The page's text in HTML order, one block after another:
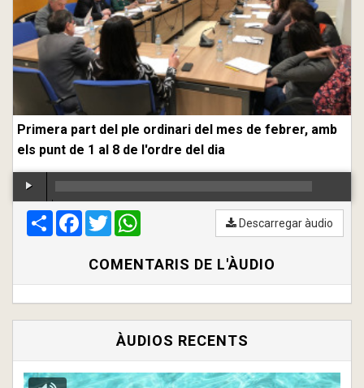
Primera part del ple ordinari del mes de febrer, amb
els punt de 1 al 8 de l'ordre del dia
00:00/ 00:00
CompartirFacebook
Twitter Descarregar àudio
COMENTARIS DE L'ÀUDIO
ÀUDIOS RECENTS